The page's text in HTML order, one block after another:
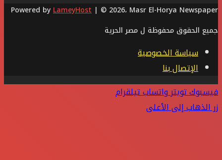
Powered byLameyHost | © 2026، Masr El-Horya Newspaper
جميع الحقوق محفوظة ل مصر الحرية
سياسة الخصوصية
الإتصال بنا
فيسبوكتويترواتسابتيلقرام
زر الذهاب إلى الأعلى